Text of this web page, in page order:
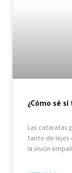
¿Cómo sé
Las cataratas
tanto de lejos
la visión